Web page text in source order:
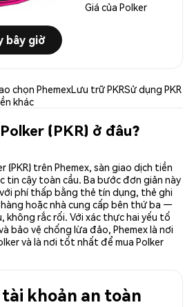
Giá của Polker
bây giờ
chọn PhemexLưu trữ PKRSử dụng PKR
khác
(PKR) ở đâu?
(PKR) trên Phemex, sàn giao dịch tiền
tin cậy toàn cầu. Ba bước đơn giản này
với phí thấp bằng thẻ tín dụng, thẻ ghi
hoặc nhà cung cấp bên thứ ba —
không rắc rối. Với xác thực hai yếu tố
bảo vệ chống lừa đảo, Phemex là nơi
và là nơi tốt nhất để mua Polker
tài khoản an toàn